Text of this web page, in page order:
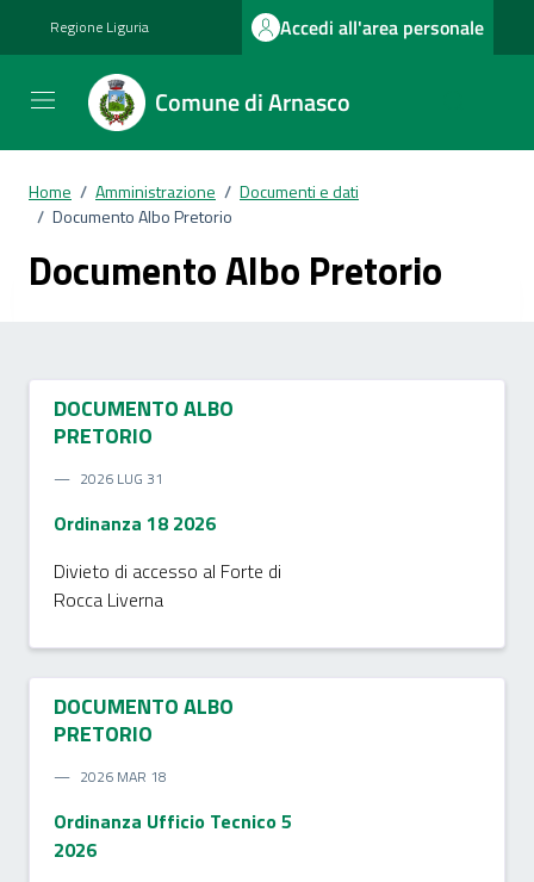
Regione Liguria Accedi all'area personale
Comune di Arnasco
Home / Amministrazione / Documenti e dati
/ Documento Albo Pretorio
Documento Albo Pretorio
DOCUMENTO ALBO
PRETORIO
2026 LUG 31
Ordinanza 18 2026
Divieto di accesso al Forte di
Rocca Liverna
DOCUMENTO ALBO
PRETORIO
2026 MAR 18
Ordinanza Ufficio Tecnico 5
2026